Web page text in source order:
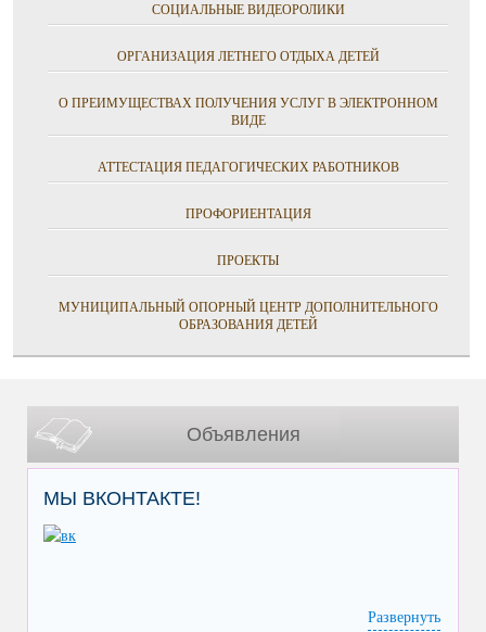
СОЦИАЛЬНЫЕ ВИДЕОРОЛИКИ
ОРГАНИЗАЦИЯ ЛЕТНЕГО ОТДЫХА ДЕТЕЙ
О ПРЕИМУЩЕСТВАХ ПОЛУЧЕНИЯ УСЛУГ В ЭЛЕКТРОННОМ
ВИДЕ
АТТЕСТАЦИЯ ПЕДАГОГИЧЕСКИХ РАБОТНИКОВ
ПРОФОРИЕНТАЦИЯ
ПРОЕКТЫ
МУНИЦИПАЛЬНЫЙ ОПОРНЫЙ ЦЕНТР ДОПОЛНИТЕЛЬНОГО
ОБРАЗОВАНИЯ ДЕТЕЙ
Объявления
МЫ ВКОНТАКТЕ!
Развернуть